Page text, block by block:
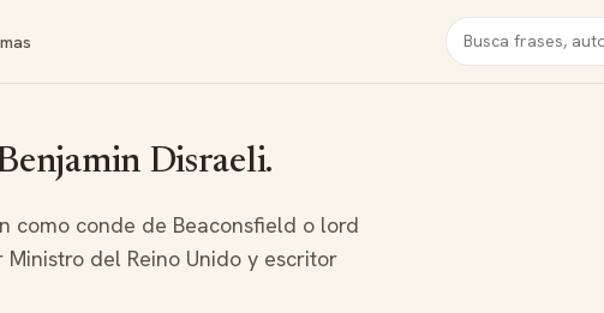
Buscar
Disraeli.
como conde de Beaconsfield o lord
del Reino Unido y escritor